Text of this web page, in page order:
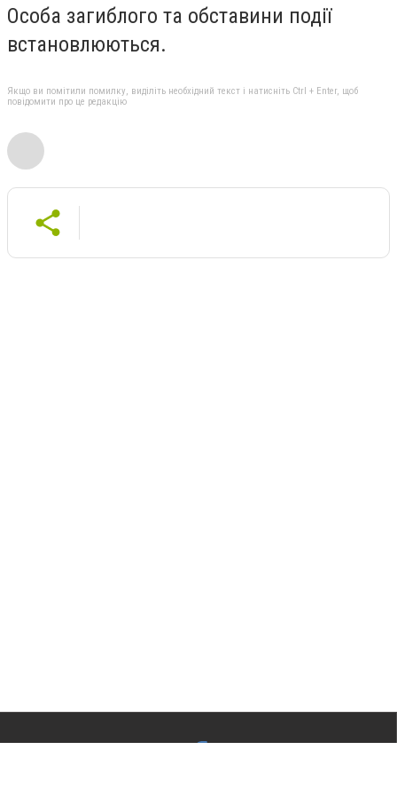
Особа загиблого та обставини події
встановлюються.
Якщо ви помітили помилку, виділіть необхідний текст і натисніть Ctrl + Enter, щоб
повідомити про це редакцію